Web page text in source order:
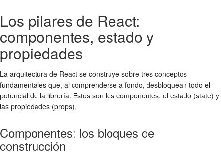
Los pilares de React:
componentes, estado y
propiedades
La arquitectura de React se construye sobre tres conceptos
fundamentales que, al comprenderse a fondo, desbloquean todo el
potencial de la librería. Estos son los componentes, el estado (state) y
las propiedades (props).
Componentes: los bloques de
construcción